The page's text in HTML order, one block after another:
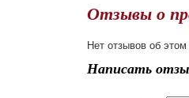
Отзывы о
Нет отзывов об этом
Написать